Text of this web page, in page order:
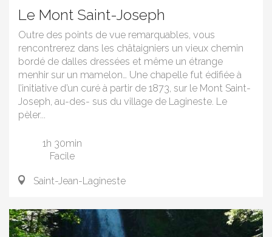
Le Mont Saint-Joseph
Outre des points de vue remarquables, vous
rencontrerez dans les châtaigniers un vieux chemin
bordé de dalles dressées et même un étrange
menhir sur un mamelon… Une chapelle fut édifiée à
l’initiative d’un curé à partir de 1873, sur le Mont Saint-
Joseph, au-des- sus du village de Lagineste. Le
pèler...
1h 30min
Facile
Saint-Jean-Lagineste